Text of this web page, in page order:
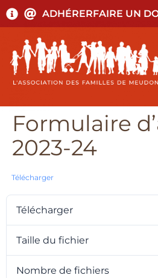
ADHÉRERFAIRE UN
Formulaire
2023-24
Télécharger
Télécharger
Taille du fichier
Nombre de fichiers